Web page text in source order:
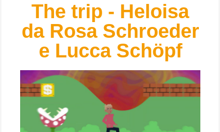
The trip - Heloisa
da Rosa Schroeder
e Lucca Schöpf